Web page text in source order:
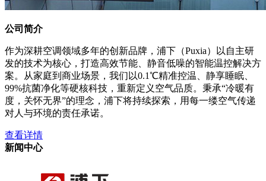
公司简介
作为深耕空调领域多年的创新品牌，浦下（Puxia）以自主研
发的技术为核心，打造高效节能、静音低噪的智能温控解决方
案。从家庭到商业场景，我们以0.1℃精准控温、静享睡眠、
99%抗菌净化等硬核科技，重新定义空气品质。秉承“冷暖有
度，关怀无界”的理念，浦下将持续探索，用每一缕空气传递
对人与环境的责任承诺。
查看详情
新闻中心